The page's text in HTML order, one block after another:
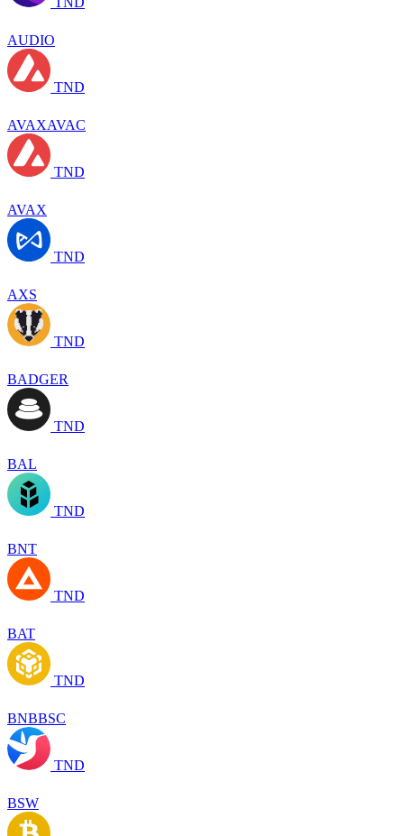
AUDIO
TND
AVAXAVAC
TND
AVAX
TND
AXS
TND
BADGER
TND
BAL
TND
BNT
TND
BAT
TND
BNBBSC
TND
BSW